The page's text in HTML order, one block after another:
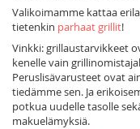
Valikoimamme kattaa
tietenkin parhaat grillit!
Vinkki: grillaustarvikkeet
kenelle vain
Peruslisävarusteet ovat
tiedämme sen. Ja
potkua uudelle tasolle
makuelämyksiä.